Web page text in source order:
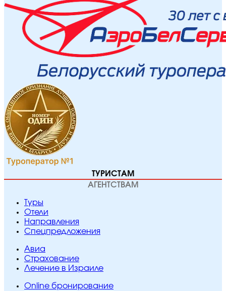
ТУРИСТАМ
АГЕНТСТВАМ
Туры
Отели
Направления
Спецпредложения
Авиа
Страхование
Лечение в Израиле
Online бронирование